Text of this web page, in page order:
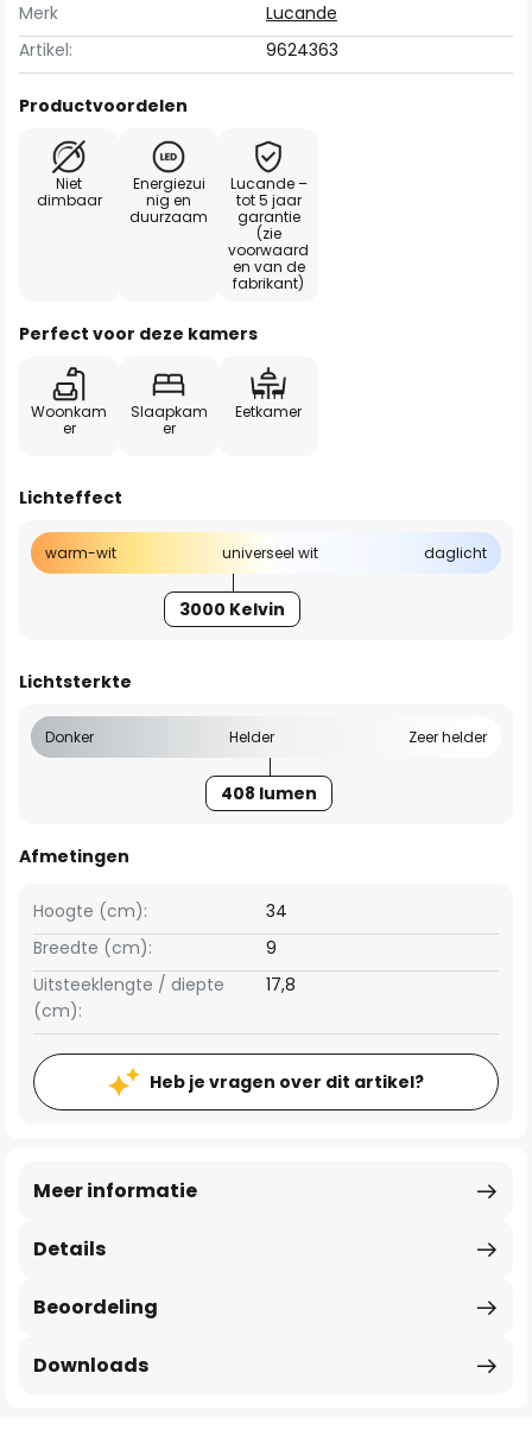
Merk
Lucande
Artikel:
9624363
Productvoordelen
Niet
dimbaar
Energiezui
nig en
duurzaam
Lucande –
tot 5 jaar
garantie
(zie
voorwaard
en van de
fabrikant)
Perfect voor deze kamers
Woonkam
er
Slaapkam
er
Eetkamer
Lichteffect
warm-wit universeel wit daglicht
3000 Kelvin
Lichtsterkte
Donker Helder Zeer helder
408 lumen
Afmetingen
Breedte (cm): 9
Hoogte (cm): 34
Uitsteeklengte / diepte
(cm):
17,8
Heb je vragen over dit artikel?
Details
Meer informatie
Beoordeling
Downloads